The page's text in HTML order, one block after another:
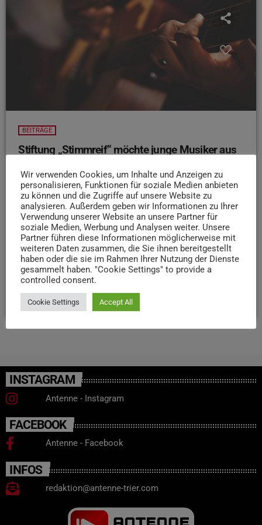
BEITRÄGE
Stiftung „Stimmreif“ möchte junge Musiker aus
Markus Durek und sein Team wollen jungen Talenten aus
Trier den Sprung ins Musikgeschäft erleichtern – denn oft
scheitert es nicht am Können, sondern an fehlenden
Kontakten und Chancen. Noch steckt die Stiftung
„Stimmreif“ in den Kinderschuhen, doch die Pläne sind
schon jetzt groß: Ihr wollt dabei helfen, junge Musiker aus
der Region zu fördern?
Dann wendet euch gern per
Mail an info@stimmreif.de!
today 17. JULI 2025 120 1 2
INSTAGRAM
Antenne - Instagram
FACEBOOK
Antenne - Facebook
INFOS
redaktion@antenne-trier.com
Wir verwenden Cookies, um Inhalte und Anzeigen zu
personalisieren, Funktionen für soziale Medien anbieten
zu können und die Zugriffe auf unsere Website zu
analysieren. Außerdem geben wir Informationen zu Ihrer
Verwendung unserer Website an unsere Partner für
soziale Medien, Werbung und Analysen weiter. Unsere
Partner führen diese Informationen möglicherweise mit
weiteren Daten zusammen, die Sie ihnen bereitgestellt
haben oder die sie im Rahmen Ihrer Nutzung der Dienste
gesammelt haben. "Cookie Settings" to provide a
controlled consent.
Cookie Settings Accept All